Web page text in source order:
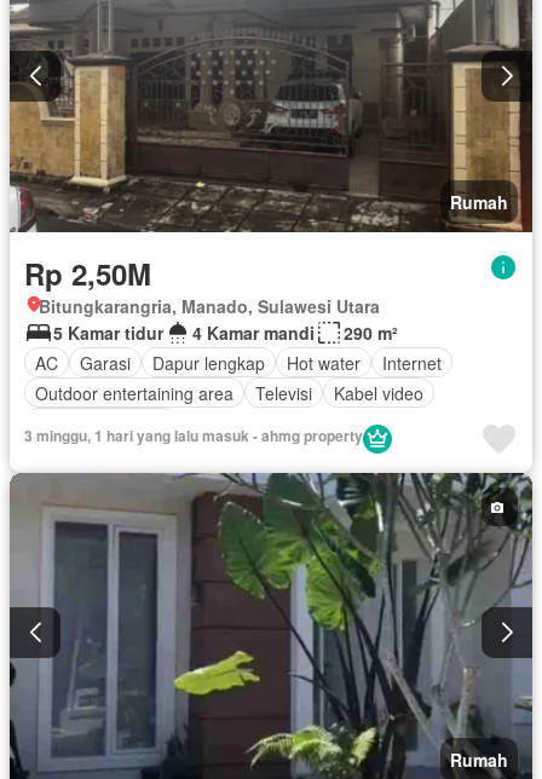
Rumah
Rp 2,50M
Bitungkarangria, Manado, Sulawesi Utara
5 Kamar tidur
4 Kamar mandi
290 m²
AC
Garasi Dapur lengkap Hot water
Internet
Outdoor entertaining area
Televisi
Kabel video
3 minggu, 1 hari yang lalu masuk - ahmg property
Rumah